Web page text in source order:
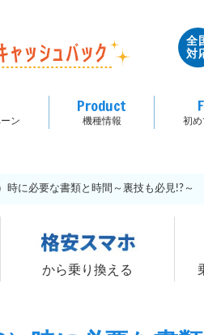
ン
Product
機種情報 初め
時に必要な書類と時間～裏技も必見!?～
から乗り換える